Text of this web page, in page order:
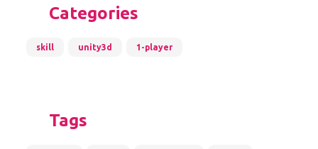
Categories
skill unity3d 1-player
Tags